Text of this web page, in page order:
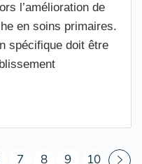
l’amélioration de
en soins primaires.
spécifique doit être
7 8 9 10